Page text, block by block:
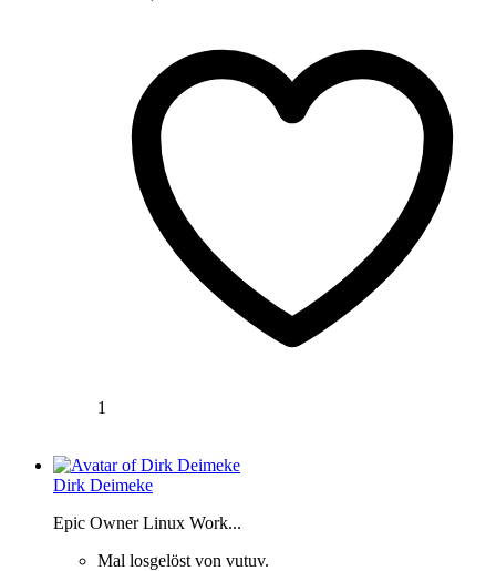
1
Dirk Deimeke
Epic Owner Linux Work...
Mal losgelöst von vutuv.